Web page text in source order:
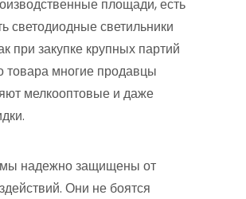
площади, есть
светодиодные светильники
при закупке крупных партий
товара многие продавцы
мелкооптовые и даже
надежно защищены от
Они не боятся